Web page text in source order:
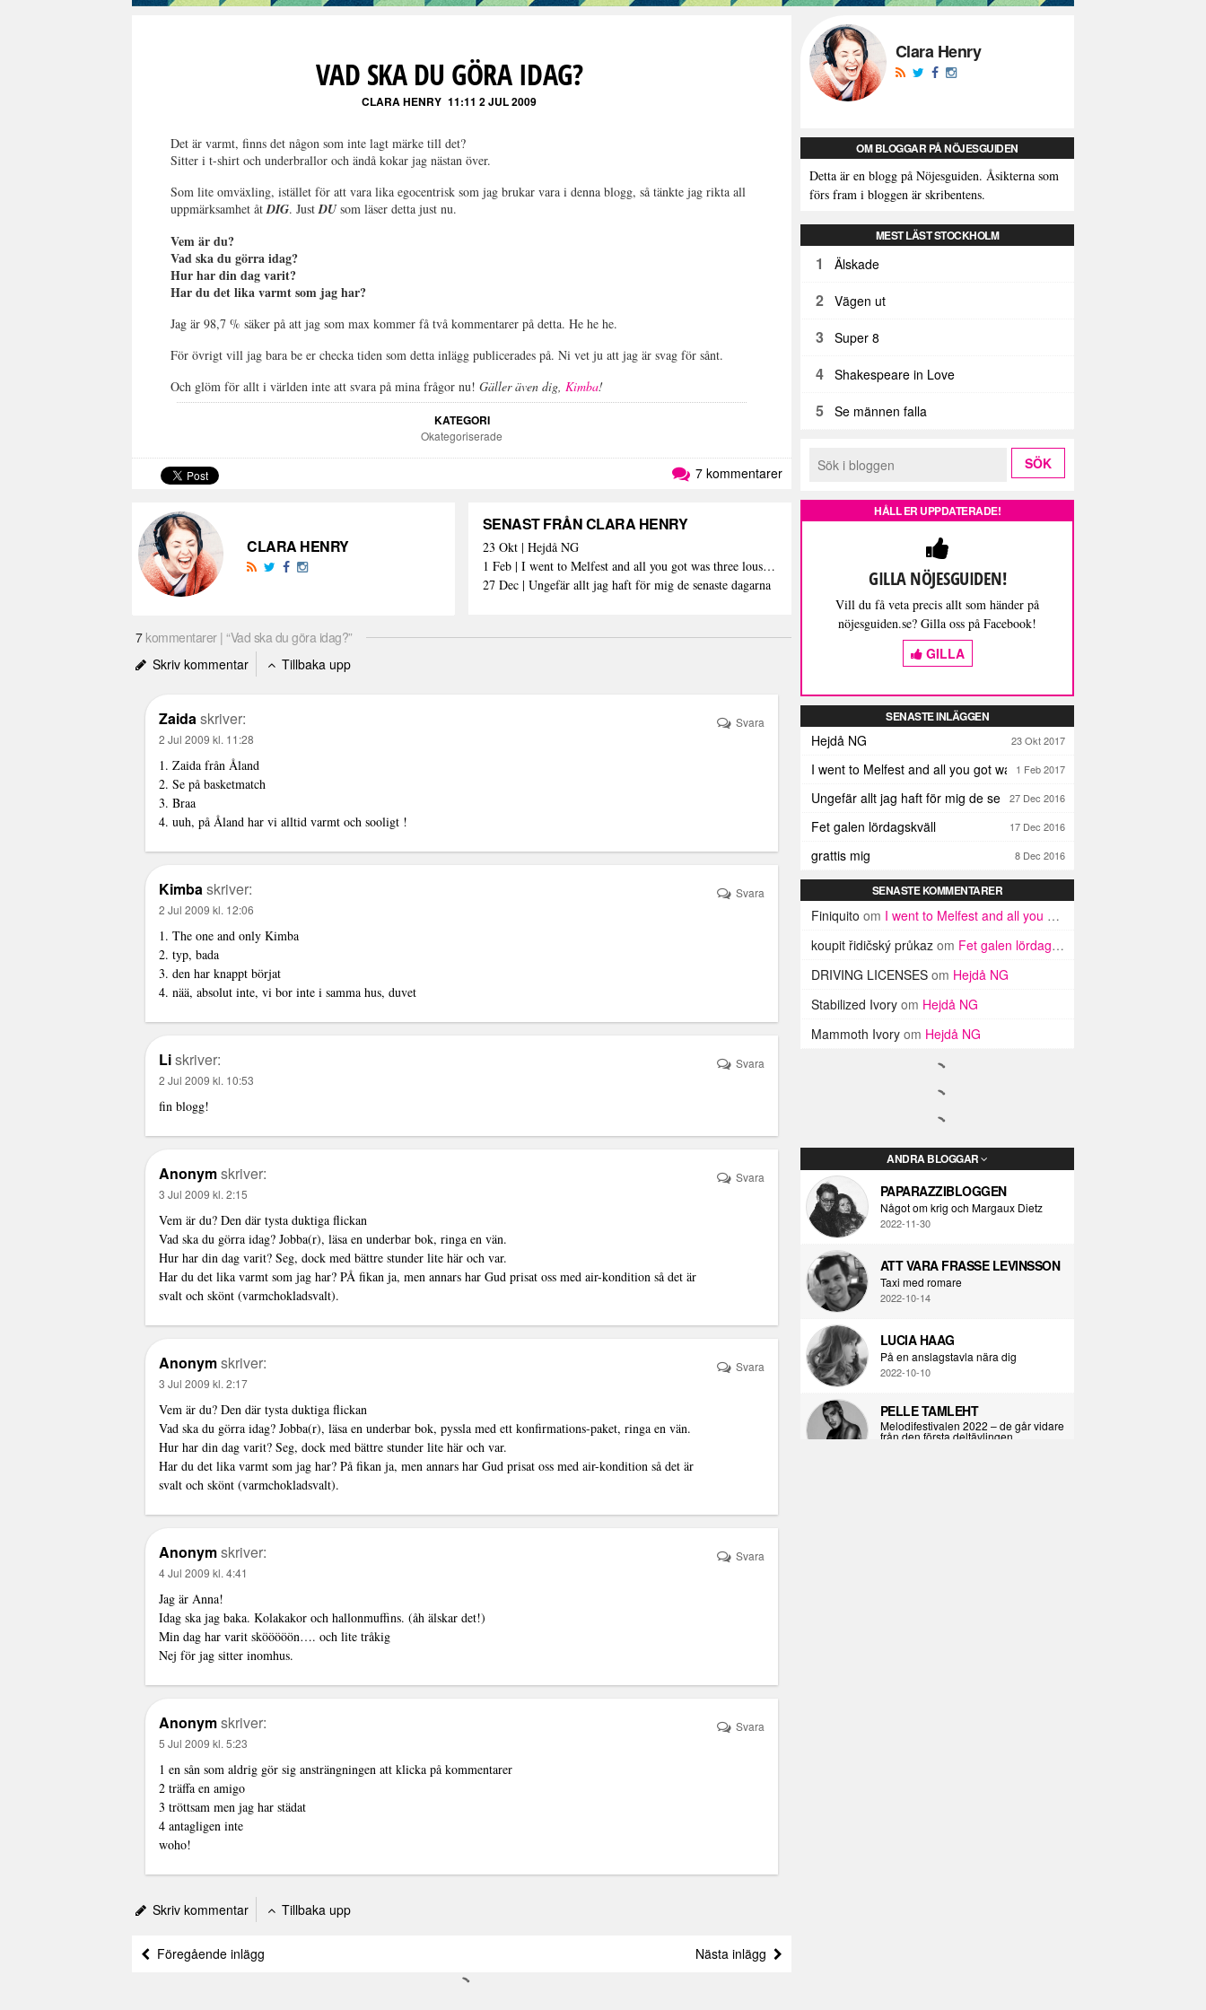
VAD SKA DU GÖRA IDAG?
CLARA HENRY 11:11 2 JUL 2009
Det är varmt, finns det någon som inte lagt märke till det?
Sitter i t-shirt och underbrallor och ändå kokar jag nästan över.
Som lite omväxling, istället för att vara lika egocentrisk som jag brukar vara i denna blogg, så tänkte jag rikta all
uppmärksamhet åtDIG. JustDUsom läser detta just nu.
Vem är du?
Vad ska du görra idag?
Hur har din dag varit?
Har du det lika varmt som jag har?
Jag är 98,7 % säker på att jag som max kommer få två kommentarer på detta. He he he.
För övrigt vill jag bara be er checka tiden som detta inlägg publicerades på. Ni vet ju att jag är svag för sånt.
Och glöm för allt i världen inte att svara på mina frågor nu!Gäller även dig,Kimba!
KATEGORI
Okategoriserade
7 kommentarer
CLARA HENRY
SENAST FRÅN CLARA HENRY
23 Okt | Hejdå NG
1 Feb | I went to Melfest and all you got was three lousy selfies
27 Dec | Ungefär allt jag haft för mig de senaste dagarna
7kommentarer | “Vad ska du göra idag?”
Skriv kommentar
Tillbaka upp
Zaidaskriver:
2 Jul 2009 kl. 11:28
1. Zaida från Åland
2. Se på basketmatch
3. Braa
4. uuh, på Åland har vi alltid varmt och sooligt !
Svara
Kimbaskriver:
2 Jul 2009 kl. 12:06
1. The one and only Kimba
2. typ, bada
3. den har knappt börjat
4. nää, absolut inte, vi bor inte i samma hus, duvet
Svara
Liskriver:
2 Jul 2009 kl. 10:53
fin blogg!
Svara
Anonymskriver:
3 Jul 2009 kl. 2:15
Vem är du? Den där tysta duktiga flickan
Vad ska du görra idag? Jobba(r), läsa en underbar bok, ringa en vän.
Hur har din dag varit? Seg, dock med bättre stunder lite här och var.
Har du det lika varmt som jag har? PÅ fikan ja, men annars har Gud prisat oss med air-kondition så det är
svalt och skönt (varmchokladsvalt).
Svara
Anonymskriver:
3 Jul 2009 kl. 2:17
Vem är du? Den där tysta duktiga flickan
Vad ska du görra idag? Jobba(r), läsa en underbar bok, pyssla med ett konfirmations-paket, ringa en vän.
Hur har din dag varit? Seg, dock med bättre stunder lite här och var.
Har du det lika varmt som jag har? På fikan ja, men annars har Gud prisat oss med air-kondition så det är
svalt och skönt (varmchokladsvalt).
Svara
Anonymskriver:
4 Jul 2009 kl. 4:41
Jag är Anna!
Idag ska jag baka. Kolakakor och hallonmuffins. (åh älskar det!)
Min dag har varit skööööön…. och lite tråkig
Nej för jag sitter inomhus.
Svara
Anonymskriver:
5 Jul 2009 kl. 5:23
1 en sån som aldrig gör sig ansträngningen att klicka på kommentarer
2 träffa en amigo
3 tröttsam men jag har städat
4 antagligen inte
woho!
Svara
Skriv kommentar Tillbaka upp
Föregående inlägg Nästa inlägg
Clara Henry
OM BLOGGAR PÅ NÖJESGUIDEN
Detta är en blogg på Nöjesguiden. Åsikterna som
förs fram i bloggen är skribentens.
MEST LÄST STOCKHOLM
1 Älskade
2 Vägen ut
3 Super 8
4 Shakespeare in Love
5 Se männen falla
HÅLL ER UPPDATERADE!
GILLA NÖJESGUIDEN!
Vill du få veta precis allt som händer på
nöjesguiden.se? Gilla oss på Facebook!
GILLA
SENASTE INLÄGGEN
Hejdå NG 23 Okt 2017
I went to Melfest and all you got was three lousy selfies
1 Feb 2017
Ungefär allt jag haft för mig de senaste dagarna
27 Dec 2016
Fet galen lördagskväll 17 Dec 2016
grattis mig 8 Dec 2016
SENASTE KOMMENTARER
Finiquito om I went to Melfest and all you got was three lousy selfies
koupit řidičský průkaz om Fet galen lördagskväll
DRIVING LICENSES om Hejdå NG
Stabilized Ivory om Hejdå NG
Mammoth Ivory om Hejdå NG
ANDRA BLOGGAR
PAPARAZZIBLOGGEN
Något om krig och Margaux Dietz
2022-11-30
ATT VARA FRASSE LEVINSSON
Taxi med romare
2022-10-14
LUCIA HAAG
På en anslagstavla nära dig
2022-10-10
PELLE TAMLEHT
Melodifestivalen 2022 – de går vidare
från den första deltävlingen